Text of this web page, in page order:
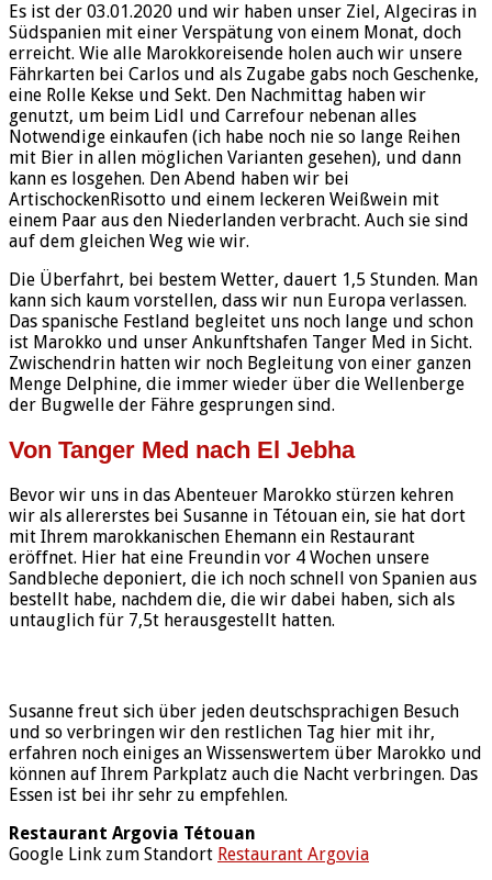
Es ist der 03.01.2020 und wir haben unser Ziel, Algeciras in
Südspanien mit einer Verspätung von einem Monat, doch
erreicht. Wie alle Marokkoreisende holen auch wir unsere
Fährkarten bei Carlos und als Zugabe gabs noch Geschenke,
eine Rolle Kekse und Sekt. Den Nachmittag haben wir
genutzt, um beim Lidl und Carrefour nebenan alles
Notwendige einkaufen (ich habe noch nie so lange Reihen
mit Bier in allen möglichen Varianten gesehen), und dann
kann es losgehen. Den Abend haben wir bei
ArtischockenRisotto und einem leckeren Weißwein mit
einem Paar aus den Niederlanden verbracht. Auch sie sind
auf dem gleichen Weg wie wir.
Die Überfahrt, bei bestem Wetter, dauert 1,5 Stunden. Man
kann sich kaum vorstellen, dass wir nun Europa verlassen.
Das spanische Festland begleitet uns noch lange und schon
ist Marokko und unser Ankunftshafen Tanger Med in Sicht.
Zwischendrin hatten wir noch Begleitung von einer ganzen
Menge Delphine, die immer wieder über die Wellenberge
der Bugwelle der Fähre gesprungen sind.
Von Tanger Med nach El Jebha
Bevor wir uns in das Abenteuer Marokko stürzen kehren
wir als allererstes bei Susanne in Tétouan ein, sie hat dort
mit Ihrem marokkanischen Ehemann ein Restaurant
eröffnet. Hier hat eine Freundin vor 4 Wochen unsere
Sandbleche deponiert, die ich noch schnell von Spanien aus
bestellt habe, nachdem die, die wir dabei haben, sich als
untauglich für 7,5t herausgestellt hatten.
Susanne freut sich über jeden deutschsprachigen Besuch
und so verbringen wir den restlichen Tag hier mit ihr,
erfahren noch einiges an Wissenswertem über Marokko und
können auf Ihrem Parkplatz auch die Nacht verbringen. Das
Essen ist bei ihr sehr zu empfehlen.
Restaurant Argovia Tétouan
Google Link zum Standort Restaurant Argovia